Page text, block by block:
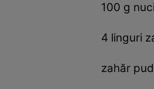
100 g
4 linguri
zahăr